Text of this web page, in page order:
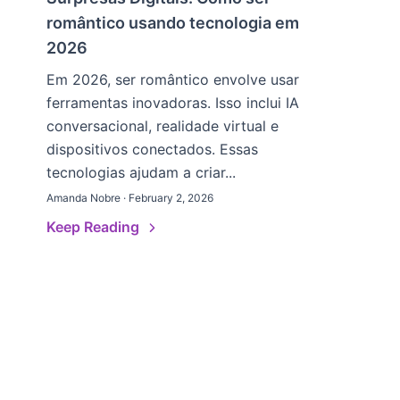
romântico usando tecnologia em
2026
Em 2026, ser romântico envolve usar
ferramentas inovadoras. Isso inclui IA
conversacional, realidade virtual e
dispositivos conectados. Essas
tecnologias ajudam a criar...
Amanda Nobre · February 2, 2026
Keep Reading